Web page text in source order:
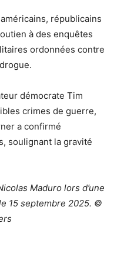
républicains
à des enquêtes
ordonnées contre
démocrate Tim
crimes de guerre,
a confirmé
soulignant la gravité
Maduro lors d’une
15 septembre 2025. ©